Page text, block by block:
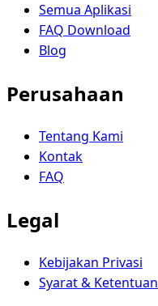
Semua Aplikasi
FAQ Download
Blog
Perusahaan
Tentang Kami
Kontak
FAQ
Legal
Kebijakan Privasi
Syarat & Ketentuan